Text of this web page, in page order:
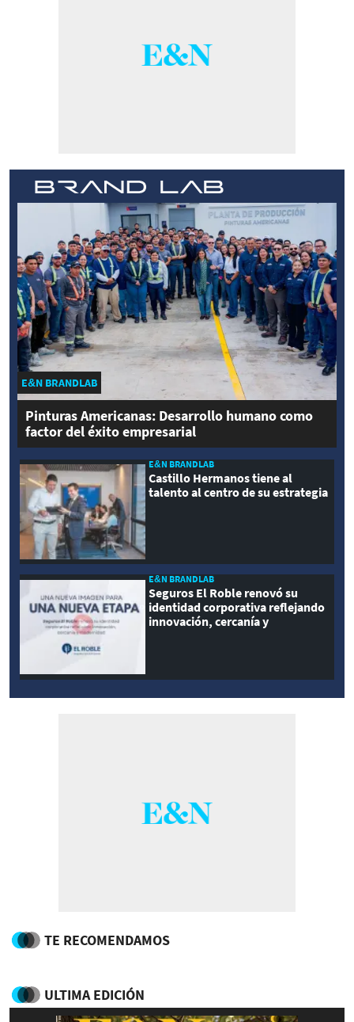
E&N BRANDLAB
Pinturas Americanas: Desarrollo humano como
factor del éxito empresarial
E&N BRANDLAB
Castillo Hermanos tiene al
talento al centro de su estrategia
E&N BRANDLAB
Seguros El Roble renovó su
identidad corporativa reflejando
innovación, cercanía y
TE RECOMENDAMOS
ULTIMA EDICIÓN